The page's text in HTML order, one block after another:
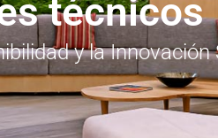
técnicos​
y la Innovación